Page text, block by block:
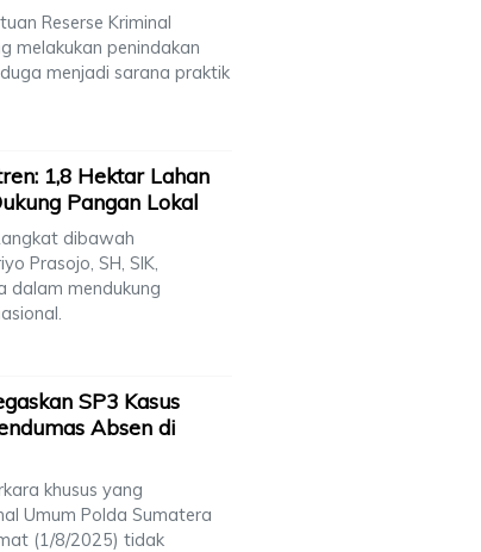
Reserse Kriminal
melakukan penindakan
menjadi sarana praktik
1,8 Hektar Lahan
Pangan Lokal
dibawah
Prasojo, SH, SIK,
dalam mendukung
SP3 Kasus
Absen di
khusus yang
Umum Polda Sumatera
(1/8/2025) tidak